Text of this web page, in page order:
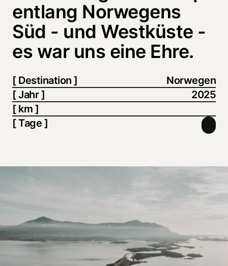
entlang Norwegens
Süd - und Westküste -
es war uns eine Ehre.
[ Destination ]
Norwegen
[ Jahr ]
2025
[ km ]
[ Tage ]